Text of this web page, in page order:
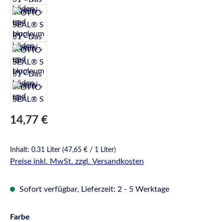
Regulärer Preis:
14,77 €
Inhalt: 0.31 Liter (47,65 € / 1 Liter)
Preise inkl. MwSt. zzgl. Versandkosten
Sofort verfügbar, Lieferzeit: 2 - 5 Werktage
Farbe